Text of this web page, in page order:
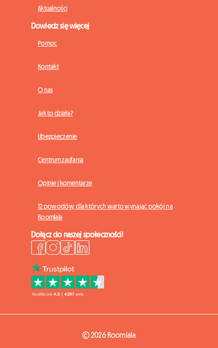
Aktualności
Dowiedz się więcej
Pomoc
Kontakt
O nas
Jak to działa?
Ubezpieczenie
Centrum zaufania
Opinie i komentarze
12 powodów, dla których warto wynająć pokój na
Roomlala
Dołącz do naszej społeczności!
© 2026 Roomlala